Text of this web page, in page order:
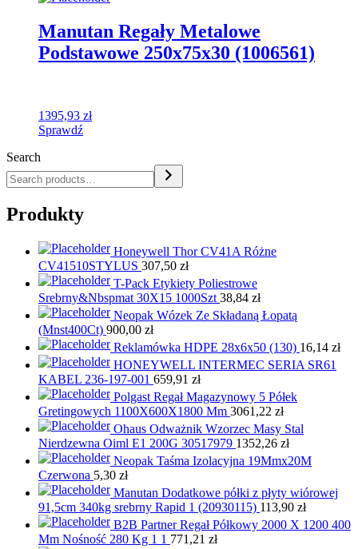
Manutan Regały Metalowe
Podstawowe 250x75x30 (1006561)
1395,93 zł
Sprawdź
Search
Produkty
Honeywell Thor CV41A Różne
CV41510STYLUS 307,50 zł
T-Pack Etykiety Poliestrowe
Srebrny&Nbspmat 30X15 1000Szt 38,84 zł
Neopak Wózek Ze Składaną Łopatą
(Mnst400Ct) 900,00 zł
Reklamówka HDPE 28x6x50 (130) 16,14 zł
HONEYWELL INTERMEC SERIA SR61
KABEL 236-197-001 659,91 zł
Polgast Regał Magazynowy 5 Półek
Gretingowych 1100X600X1800 Mm 3061,22 zł
Ohaus Odważnik Wzorzec Masy Stal
Nierdzewna Oiml E1 200G 30517979 1352,26 zł
Neopak Taśma Izolacyjna 19Mmx20M
Czerwona 5,30 zł
Manutan Dodatkowe półki z płyty wiórowej
91,5cm 340kg srebrny Rapid 1 (20930115) 113,90 zł
B2B Partner Regał Półkowy 2000 X 1200 400
Mm Nośność 280 Kg 1 1 771,21 zł